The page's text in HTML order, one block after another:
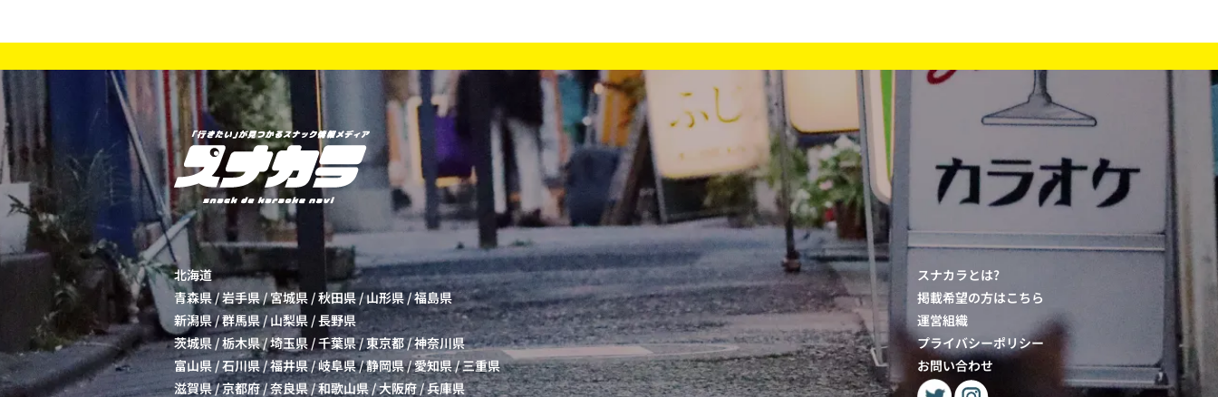
北海道
青森県/岩手県/宮城県 /秋田県/山形県/福島県
新潟県/群馬県/山梨県 /長野県
茨城県/栃木県/埼玉県 /千葉県/東京都/神奈川県
富山県/石川県/福井県/岐阜県/静岡県/愛知県/三重県
滋賀県/京都府/奈良県/和歌山県/大阪府/兵庫県
スナカラとは?
掲載希望の方はこちら
運営組織
プライバシーポリシー
お問い合わせ